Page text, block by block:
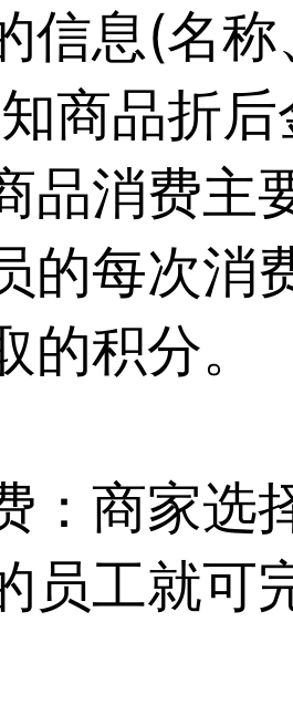
信息(名
商品折
品消费主
的每次消
的积分。
：商家选
员工就可